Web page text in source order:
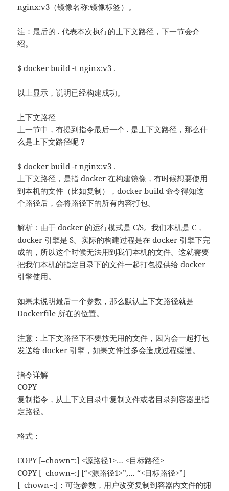
nginx:v3（镜像名称:镜像标签）。
注：最后的 . 代表本次执行的上下文路径，下一节会介
绍。
$ docker build -t nginx:v3 .
以上显示，说明已经构建成功。
上下文路径
上一节中，有提到指令最后一个 . 是上下文路径，那么什
么是上下文路径呢？
$ docker build -t nginx:v3 .
上下文路径，是指 docker 在构建镜像，有时候想要使用
到本机的文件（比如复制），docker build 命令得知这
个路径后，会将路径下的所有内容打包。
解析：由于 docker 的运行模式是 C/S。我们本机是 C，
docker 引擎是 S。实际的构建过程是在 docker 引擎下完
成的，所以这个时候无法用到我们本机的文件。这就需要
把我们本机的指定目录下的文件一起打包提供给 docker
引擎使用。
如果未说明最后一个参数，那么默认上下文路径就是
Dockerfile 所在的位置。
注意：上下文路径下不要放无用的文件，因为会一起打包
发送给 docker 引擎，如果文件过多会造成过程缓慢。
指令详解
COPY
复制指令，从上下文目录中复制文件或者目录到容器里指
定路径。
格式：
COPY [–chown=:] <源路径1>… <目标路径>
COPY [–chown=:] [“<源路径1>”,… “<目标路径>”]
[–chown=:]：可选参数，用户改变复制到容器内文件的拥